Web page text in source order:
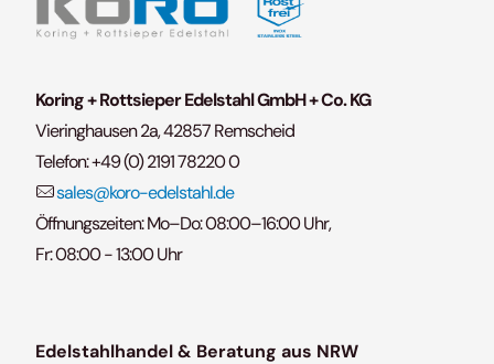
Koring + Rottsieper Edelstahl GmbH + Co. KG
Vieringhausen 2a, 42857 Remscheid
Telefon:+49 (0) 2191 78220 0
sales@koro-edelstahl.de
Öffnungszeiten: Mo–Do: 08:00–16:00 Uhr,
Fr: 08:00 - 13:00 Uhr
Edelstahlhandel & Beratung aus NRW